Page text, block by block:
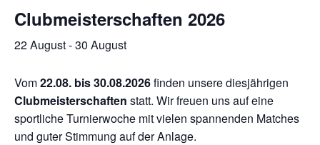
Clubmeisterschaften 2026
22 August-30 August
Vom22.08. bis 30.08.2026finden unsere diesjährigen
Clubmeisterschaften statt. Wir freuen uns auf eine
sportliche Turnierwoche mit vielen spannenden Matches
und guter Stimmung auf der Anlage.